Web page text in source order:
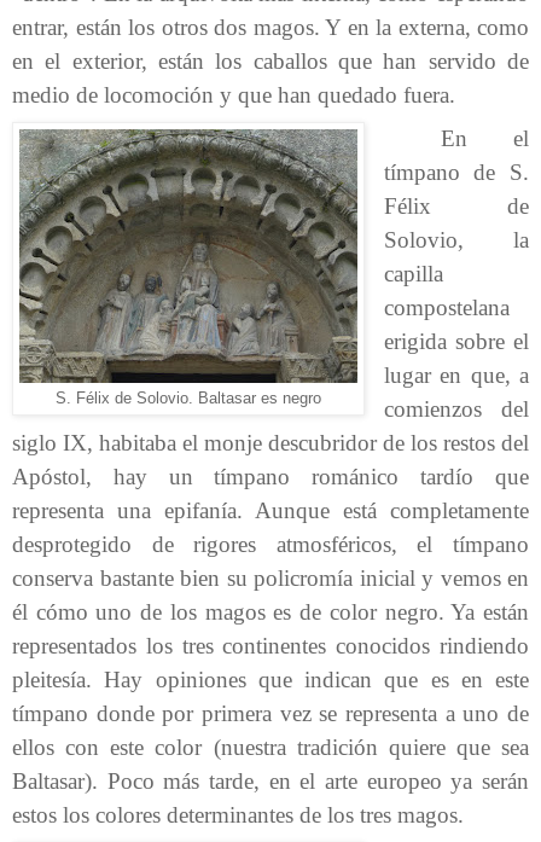
entrar, están los otros dos magos. Y en la externa, como
en el exterior, están los caballos que han servido de
medio de locomoción y que han quedado fuera.
S. Félix de Solovio. Baltasar es negro
En el
tímpano de S.
Félix de
Solovio, la
capilla
compostelana
erigida sobre el
lugar en que, a
comienzos del
siglo IX, habitaba el monje descubridor de los restos del
Apóstol, hay un tímpano románico tardío que
representa una epifanía. Aunque está completamente
desprotegido de rigores atmosféricos, el tímpano
conserva bastante bien su policromía inicial y vemos en
él cómo uno de los magos es de color negro. Ya están
representados los tres continentes conocidos rindiendo
pleitesía. Hay opiniones que indican que es en este
tímpano donde por primera vez se representa a uno de
ellos con este color (nuestra tradición quiere que sea
Baltasar). Poco más tarde, en el arte europeo ya serán
estos los colores determinantes de los tres magos.